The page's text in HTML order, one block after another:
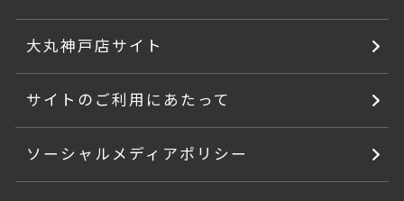
大丸神戸店サイト
サイトのご利用にあたって
ソーシャルメディアポリシー